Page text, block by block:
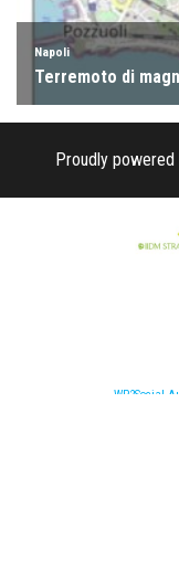
Proudly powered
WP2Social